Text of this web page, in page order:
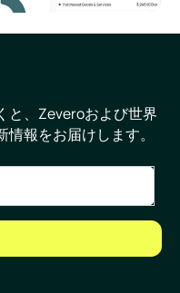
と、Zeveroおよび世界
報をお届けします。